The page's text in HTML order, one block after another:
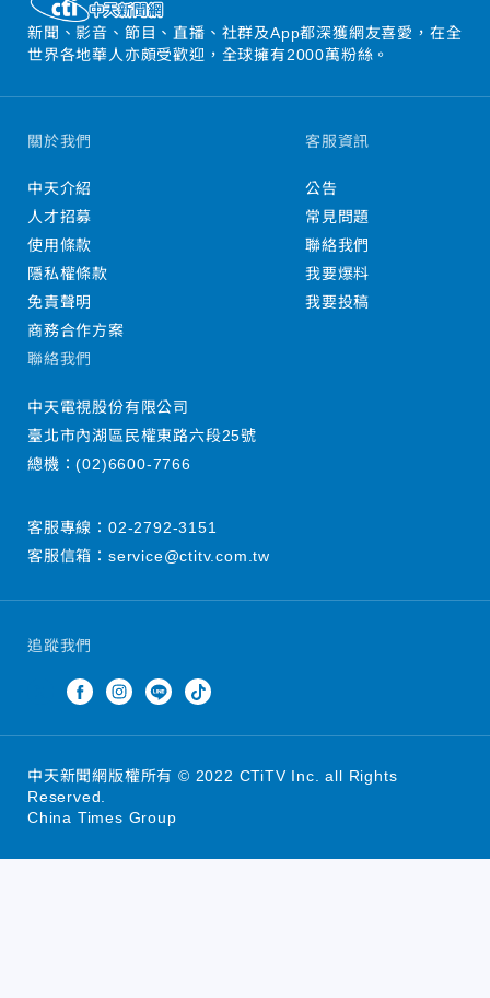
新聞、影音、節目、直播、社群及App都深獲網友喜愛，在全
世界各地華人亦頗受歡迎，全球擁有2000萬粉絲。
追蹤我們
關於我們
中天介紹
人才招募
使用條款
隱私權條款
免責聲明
商務合作方案
客服資訊
公告
常見問題
聯絡我們
我要爆料
我要投稿
聯絡我們
中天電視股份有限公司
臺北市內湖區民權東路六段25號
總機：(02)6600-7766
客服專線： 02-2792-3151
客服信箱： service@ctitv.com.tw
中天新聞網版權所有 © 2022 CTiTV Inc. all Rights
Reserved.
China Times Group